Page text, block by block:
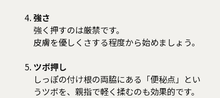
強さ
強く押すのは厳禁です。
皮膚を優しくさする程度から始めましょう。
ツボ押し
しっぽの付け根の両脇にある「便秘点」とい
うツボを、親指で軽く揉むのも効果的です。